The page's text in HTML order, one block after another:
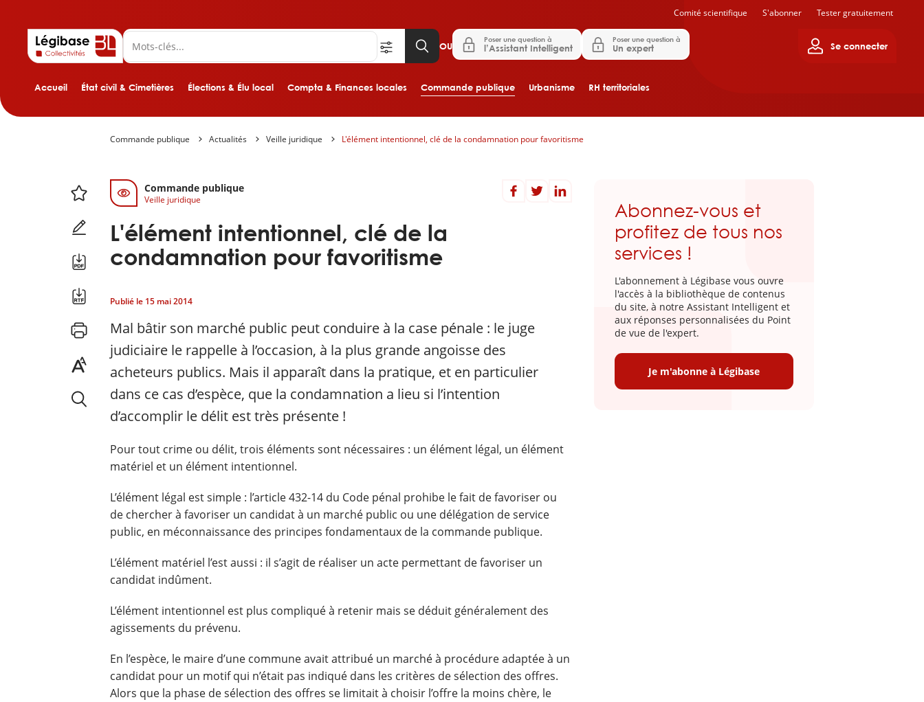
Aller au contenu principal
Accueil État civil & Cimetières Élections & Élu local Compta & Finances locales Commande publique Urbanisme RH territoriales
OU
Poser une question à
l’Assistant Intelligent
Poser une question à
Un expert Se connecter
Comité scientifique S'abonner Tester gratuitement
Commande publique Actualités Veille juridique L'élément intentionnel, clé de la condamnation pour favoritisme
Commande publique
Veille juridique
L'élément intentionnel, clé de la
condamnation pour favoritisme
Publié le 15 mai 2014
Mal bâtir son marché public peut conduire à la case pénale : le juge
judiciaire le rappelle à l’occasion, à la plus grande angoisse des
acheteurs publics. Mais il apparaît dans la pratique, et en particulier
dans ce cas d’espèce, que la condamnation a lieu si l’intention
d’accomplir le délit est très présente !
Pour tout crime ou délit, trois éléments sont nécessaires : un élément légal, un élément
matériel et un élément intentionnel.
L’élément légal est simple : l’article 432-14 du Code pénal prohibe le fait de favoriser ou
de chercher à favoriser un candidat à un marché public ou une délégation de service
public, en méconnaissance des principes fondamentaux de la commande publique.
L’élément matériel l’est aussi : il s’agit de réaliser un acte permettant de favoriser un
candidat indûment.
L’élément intentionnel est plus compliqué à retenir mais se déduit généralement des
agissements du prévenu.
En l’espèce, le maire d’une commune avait attribué un marché à procédure adaptée à un
candidat pour un motif qui n’était pas indiqué dans les critères de sélection des offres.
Alors que la phase de sélection des offres se limitait à choisir l’offre la moins chère, le
Abonnez-vous et
profitez de tous nos
services !
L'abonnement à Légibase vous ouvre
l'accès à la bibliothèque de contenus
du site, à notre Assistant Intelligent et
aux réponses personnalisées du Point
de vue de l'expert.
Je m'abonne à Légibase